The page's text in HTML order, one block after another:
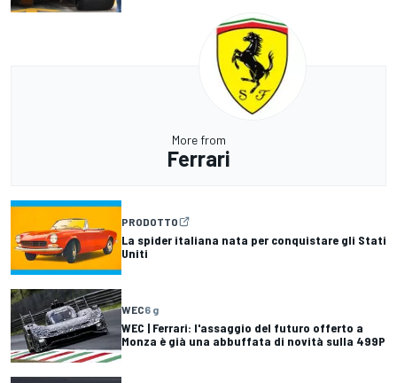
More from
Ferrari
PRODOTTO
La spider italiana nata per conquistare gli Stati
Uniti
WEC6 g
WEC | Ferrari: l'assaggio del futuro offerto a
Monza è già una abbuffata di novità sulla 499P